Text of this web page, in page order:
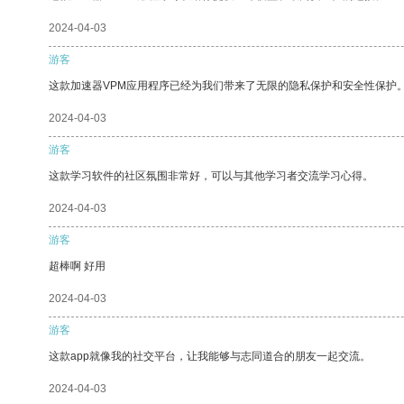
2024-04-03
游客
这款加速器VPM应用程序已经为我们带来了无限的隐私保护和安全性保护
2024-04-03
游客
这款学习软件的社区氛围非常好，可以与其他学习者交流学习心得。
2024-04-03
游客
超棒啊 好用
2024-04-03
游客
这款app就像我的社交平台，让我能够与志同道合的朋友一起交流。
2024-04-03